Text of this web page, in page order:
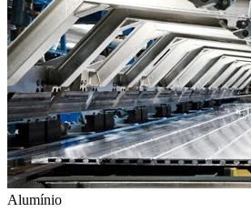
Alumínio